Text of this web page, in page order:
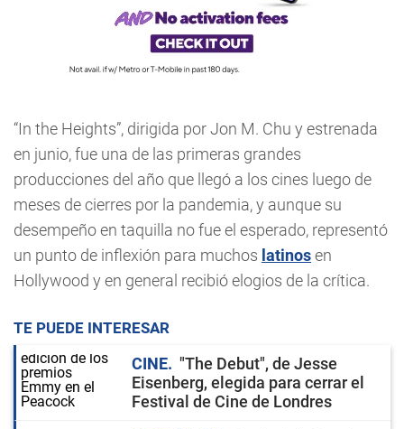
“In the Heights”, dirigida por Jon M. Chu y estrenada
en junio, fue una de las primeras grandes
producciones del año que llegó a los cines luego de
meses de cierres por la pandemia, y aunque su
desempeño en taquilla no fue el esperado, representó
un punto de inflexión para muchos latinosen
Hollywood y en general recibió elogios de la crítica.
TE PUEDE INTERESAR
CINE
"The Debut", de Jesse
Eisenberg, elegida para cerrar el
Festival de Cine de Londres